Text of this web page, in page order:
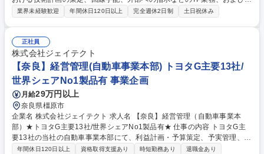
タジオ・配信設備の保守管理や導入企画を担当。オペレーションではな
デューサー業務を主導。また、全国のスタジオや配信設備の保守・管理、
新規配信設備の導入企画や予算管理等も担います。カメラ等の直接操作は
なく、制作スタッフへの技術支援やプロジェクト管理が中心。中継特番を
通じて、社会や暮らしに貢献できるやりがいの大きな業務です。 募集職種
【特番生中継の技術を動かすテクニカルプロデューサー業務】スタジオ設
備管理
業界未経験歓迎 年間休日120日以上 完全週休2日制 土日祝休み
正社員
株式会社ジェイテクト
【奈良】経営管理(自動車事業本部) トヨタG主要13社/
世界シェアNo1製品有 事業企画
月給29万円以上
奈良県橿原市
企業名 株式会社ジェイテクト 求人名 【奈良】経営管理（自動車事業本
部）★トヨタG主要13社/世界シェアNo1製品有★ 仕事の内容 トヨタG主
要13社の当社の自動車事業本部にて、利益計画・予算策定、予実管理、損
益分析を担当。国内外拠点や関係部門と連携し、損益データの集計・分
年間休日120日以上 資格取得支援あり 時短勤務あり
退職金あり